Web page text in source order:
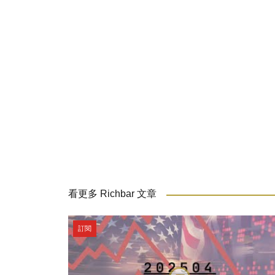
看更多 Richbar 文章
訂閱